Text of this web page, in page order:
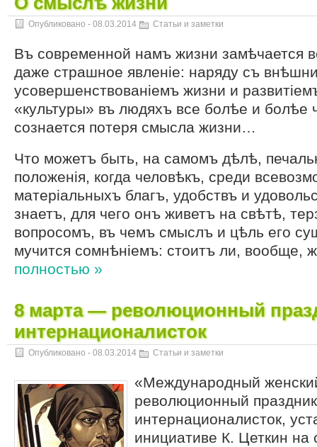
Опубликовано - 08.03.2014 Статьи и заметки
Въ современной намъ жизни замѣчается
даже страшное явленіе: наряду съ
усовершенствованіемъ жизни и
«культуры» въ людяхъ все болѣе и болѣе
сознается потеря смысла жизни…
Что можетъ быть, на самомъ дѣлѣ,
положенія, когда человѣкъ, среди
матеріальныхъ благъ, удобствъ и
знаетъ, для чего онъ живетъ на свѣтѣ,
вопросомъ, въ чемъ смыслъ и цѣль его
мучится сомнѣніемъ: стоитъ ли, вообще,
полностью »
8 марта — революционный
интернационалисток
Опубликовано - 08.03.2014 Статьи и заметки
«Международный
революционный
интернационалисток,
инициативе К. Цеткин на